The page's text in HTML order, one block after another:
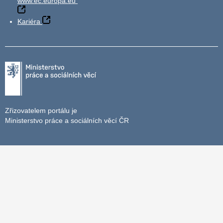
Kariéra
Zřizovatelem portálu je
Ministerstvo práce a sociálních věcí ČR